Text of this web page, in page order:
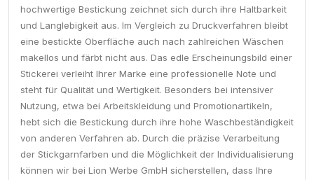
hochwertige Bestickung zeichnet sich durch ihre Haltbarkeit
und Langlebigkeit aus. Im Vergleich zu Druckverfahren bleibt
eine bestickte Oberfläche auch nach zahlreichen Wäschen
makellos und färbt nicht aus. Das edle Erscheinungsbild einer
Stickerei verleiht Ihrer Marke eine professionelle Note und
steht für Qualität und Wertigkeit. Besonders bei intensiver
Nutzung, etwa bei Arbeitskleidung und Promotionartikeln,
hebt sich die Bestickung durch ihre hohe Waschbeständigkeit
von anderen Verfahren ab. Durch die präzise Verarbeitung
der Stickgarnfarben und die Möglichkeit der Individualisierung
können wir bei Lion Werbe GmbH sicherstellen, dass Ihre